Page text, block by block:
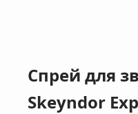
Спрей для
Skeyndor